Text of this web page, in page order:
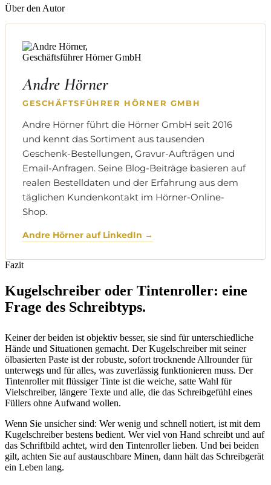
Über den Autor
Andre Hörner
GESCHÄFTSFÜHRER HÖRNER GMBH
Andre Hörner führt die Hörner GmbH seit 2016
und kennt das Sortiment aus tausenden
Geschenk-Bestellungen, Gravur-Aufträgen und
Email-Anfragen. Seine Blog-Beiträge basieren auf
realen Bestelldaten und der Erfahrung aus dem
täglichen Kundenkontakt im Hörner-Online-
Shop.
Andre Hörner auf LinkedIn →
Fazit
Kugelschreiber oder Tintenroller: eine
Frage des Schreibtyps.
Keiner der beiden ist objektiv besser, sie sind für unterschiedliche
Hände und Situationen gemacht. Der Kugelschreiber mit seiner
ölbasierten Paste ist der robuste, sofort trocknende Allrounder für
unterwegs und für alles, was zuverlässig funktionieren muss. Der
Tintenroller mit flüssiger Tinte ist die weiche, satte Wahl für
Vielschreiber, längere Texte und alle, die das Schreibgefühl eines
Füllers ohne Aufwand wollen.
Wenn Sie unsicher sind: Wer wenig und schnell notiert, ist mit dem
Kugelschreiber bestens bedient. Wer viel von Hand schreibt und auf
das Schriftbild achtet, wird den Tintenroller lieben. Und bei beiden
gilt, achten Sie auf austauschbare Minen, dann hält das Schreibgerät
ein Leben lang.